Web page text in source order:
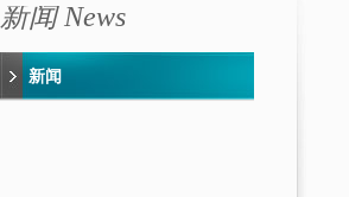
新闻 News
新闻